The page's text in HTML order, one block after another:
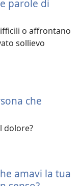
parole di
o affrontano
sollievo
che
dolore?
amavi la tua